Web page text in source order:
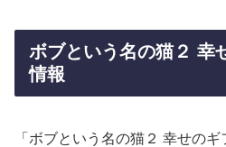
ボブという名の猫２ 幸
情報
「ボブという名の猫２ 幸せの